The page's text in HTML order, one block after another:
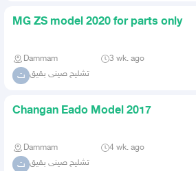
MG ZS model 2020 for parts only
Dammam 3 wk. ago
ت تشليح صينى بقيق
Changan Eado Model 2017
Dammam 4 wk. ago
ت تشليح صينى بقيق